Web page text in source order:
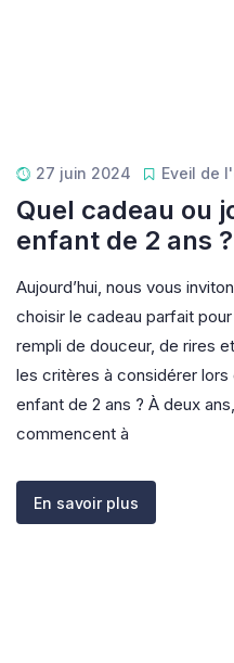
27 juin 2024 Eveil de
Quel cadeau ou
enfant de 2 ans ?
Aujourd’hui, nous vous
choisir le cadeau parfait
rempli de douceur, de rires
les critères à considérer lors
enfant de 2 ans ? À deux
commencent à
En savoir plus